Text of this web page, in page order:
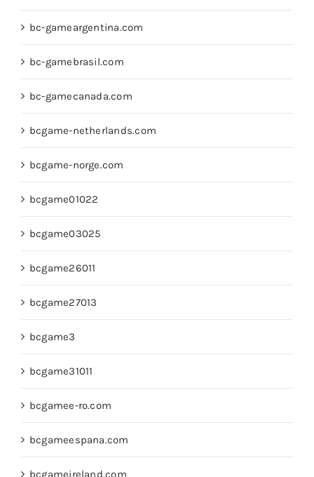
bc-gameargentina.com
bc-gamebrasil.com
bc-gamecanada.com
bcgame-netherlands.com
bcgame-norge.com
bcgame01022
bcgame03025
bcgame26011
bcgame27013
bcgame3
bcgame31011
bcgamee-ro.com
bcgameespana.com
bcgameireland.com